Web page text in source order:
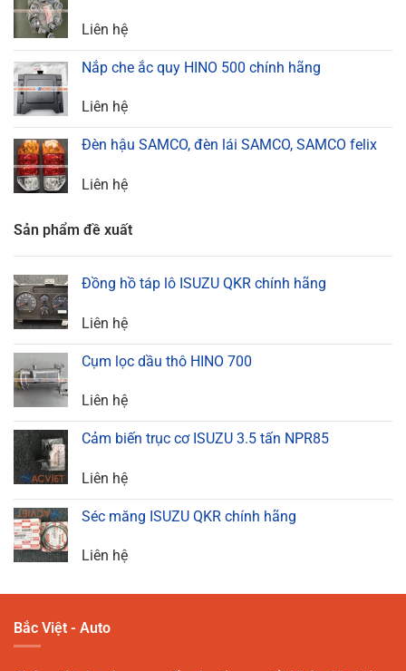
Liên hệ
Nắp che ắc quy HINO 500 chính hãng
Liên hệ
Đèn hậu SAMCO, đèn lái SAMCO, SAMCO felix
Liên hệ
Sản phẩm đề xuất
Đồng hồ táp lô ISUZU QKR chính hãng
Liên hệ
Cụm lọc dầu thô HINO 700
Liên hệ
Cảm biến trục cơ ISUZU 3.5 tấn NPR85
Liên hệ
Séc măng ISUZU QKR chính hãng
Liên hệ
Bắc Việt - Auto